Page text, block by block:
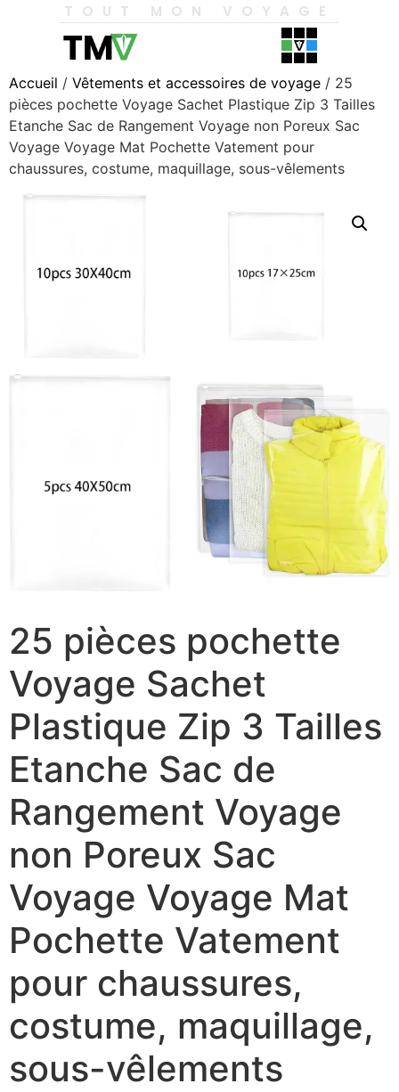
TOUT MON VOYAGE
Accueil / Vêtements et accessoires de voyage / 25
pièces pochette Voyage Sachet Plastique Zip 3 Tailles
Etanche Sac de Rangement Voyage non Poreux Sac
Voyage Voyage Mat Pochette Vatement pour
chaussures, costume, maquillage, sous-vêlements
25 pièces pochette
Voyage Sachet
Plastique Zip 3 Tailles
Etanche Sac de
Rangement Voyage
non Poreux Sac
Voyage Voyage Mat
Pochette Vatement
pour chaussures,
costume, maquillage,
sous-vêlements